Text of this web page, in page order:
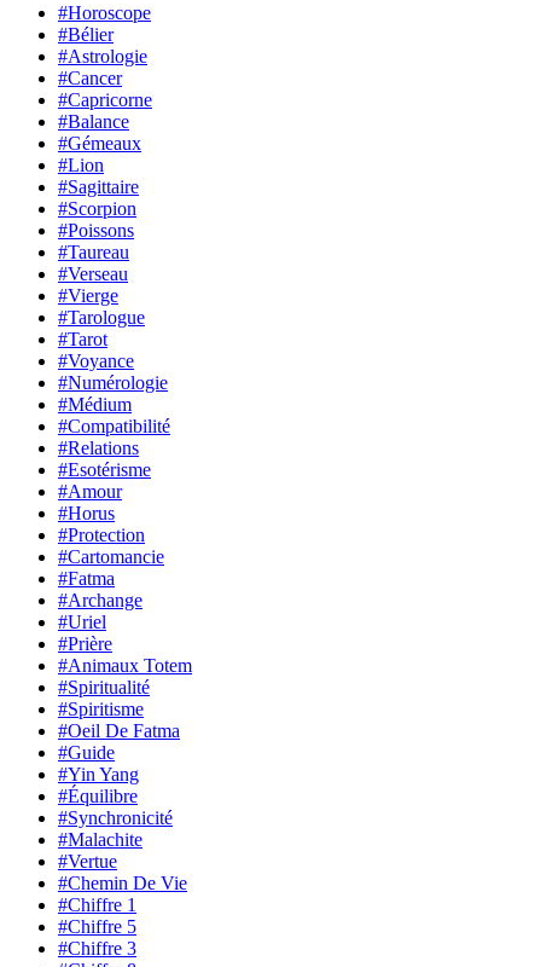
#Horoscope
#Bélier
#Astrologie
#Cancer
#Capricorne
#Balance
#Gémeaux
#Lion
#Sagittaire
#Scorpion
#Poissons
#Taureau
#Verseau
#Vierge
#Tarologue
#Tarot
#Voyance
#Numérologie
#Médium
#Compatibilité
#Relations
#Esotérisme
#Amour
#Horus
#Protection
#Cartomancie
#Fatma
#Archange
#Uriel
#Prière
#Animaux Totem
#Spiritualité
#Spiritisme
#Oeil De Fatma
#Guide
#Yin Yang
#Équilibre
#Synchronicité
#Malachite
#Vertue
#Chemin De Vie
#Chiffre 1
#Chiffre 5
#Chiffre 3